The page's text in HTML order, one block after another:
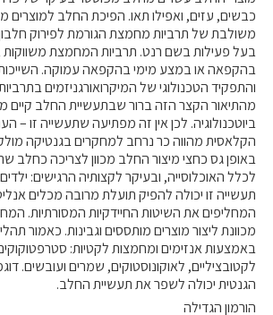
פעילויות ומערכים
סיפורי המשקים
שעת סיפור
ראיונות
ערוץ היו-טיוב שלנו
קרנות מחקר
מידע מדעי על תזונה ובריאות
פרסומי מועצת החלב
סקירת מחקרים
כבשים, עזים, ואפילו תאו. הפיכת החלב למוצרים
משולבת של תרביות מחמצת הגורמת לפירוק
בעל פעילות בשם רנט. תרביות המחמצת משווקות
בהקפאה או במצע מימי בהקפאה עמוקה.
והתפקיד הטכנולוגי של המיקרואורגניזמים
מהתיאור הקצר הזה ברור שבתעשיית החלב קיים
ביוטכנולוגיה. לכן אין זה מפתיעה שתעשייה זו –
הקלאסית מהווה כר נרחב למחקרים בגנטיקה
באופן גס כחצי מיצור החלב מכוון לצריכה כחלב
לכלל האוכלוסייה, ובעיקר לקצותיה הרגישים:
תעשייה זו יכולה להפיק תועלת מרובה מכלים
המחליפים את השיטות החיידקיות המסורתיות.
מכוונת ליצור מוצרים מותססים וגבינות. כאמור
באמצעות אנזימים ומחמצות לקטיות:
לקטובציליים, לאוקונוסטוקים, שמרים ועובשים.
הגנטית יכולה לשפר את תעשיית החלב.
הורמון הגדילה